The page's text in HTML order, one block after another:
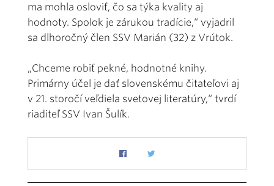
ma mohla osloviť, čo sa týka kvality aj
hodnoty. Spolok je zárukou tradície,“ vyjadril
sa dlhoročný člen SSV Marián (32) z Vrútok.
„Chceme robiť pekné, hodnotné knihy.
Primárny účel je dať slovenskému čitateľovi aj
v 21. storočí veľdiela svetovej literatúry,“ tvrdí
riaditeľ SSV Ivan Šulík.